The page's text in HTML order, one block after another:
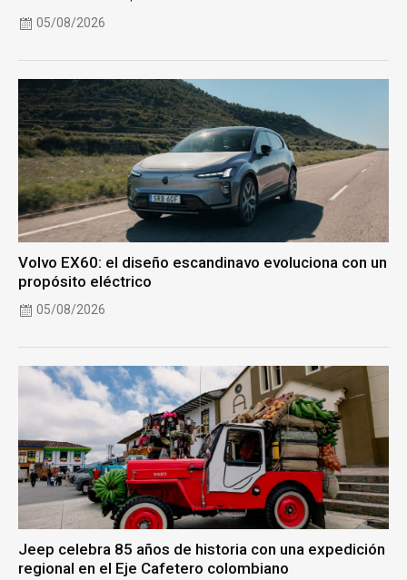
05/08/2026
Volvo EX60: el diseño escandinavo evoluciona con un
propósito eléctrico
05/08/2026
Jeep celebra 85 años de historia con una expedición
regional en el Eje Cafetero colombiano